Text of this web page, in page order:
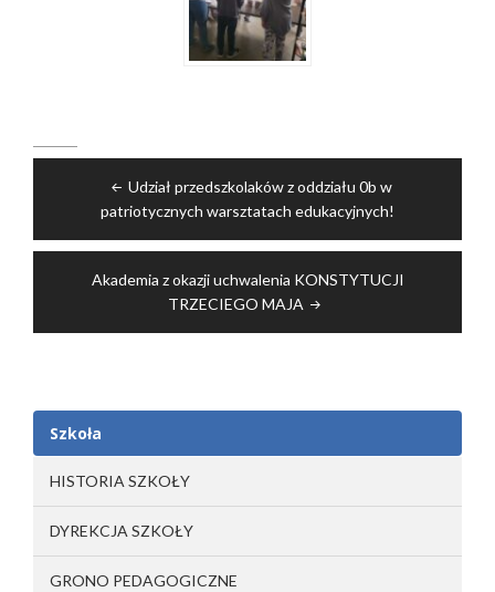
Udział przedszkolaków z oddziału 0b w
patriotycznych warsztatach edukacyjnych!
Akademia z okazji uchwalenia KONSTYTUCJI
TRZECIEGO MAJA
Szkoła
HISTORIA SZKOŁY
DYREKCJA SZKOŁY
GRONO PEDAGOGICZNE